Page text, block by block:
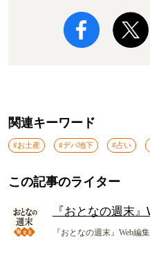
関連キーワード
#お土産 #デパ地下 #占い
この記事のライター
『おとなの週末
『おとなの週末』Web編